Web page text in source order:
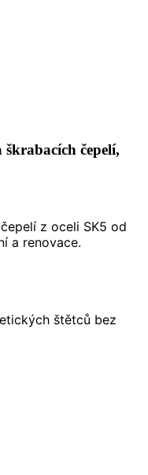
čepelí,
z oceli SK5 od
a renovace.
štětců bez